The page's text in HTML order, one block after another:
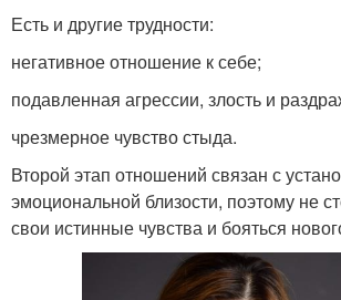
Есть и другие трудности:
негативное отношение к себе;
подавленная агрессии, злость и
чрезмерное чувство стыда.
Второй этап отношений связан с
эмоциональной близости, поэтому не
свои истинные чувства и бояться